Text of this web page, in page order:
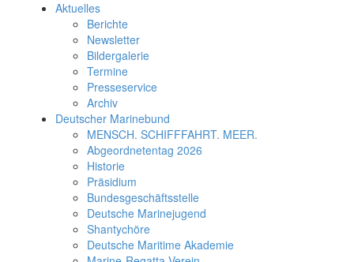
Aktuelles
Berichte
Newsletter
Bildergalerie
Termine
Presseservice
Archiv
Deutscher Marinebund
MENSCH. SCHIFFFAHRT. MEER.
Abgeordnetentag 2026
Historie
Präsidium
Bundesgeschäftsstelle
Deutsche Marinejugend
Shantychöre
Deutsche Maritime Akademie